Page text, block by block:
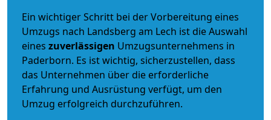
Ein wichtiger Schritt bei der Vorbereitung eines
Umzugs nach Landsberg am Lech ist die Auswahl
eines zuverlässigen Umzugsunternehmens in
Paderborn. Es ist wichtig, sicherzustellen, dass
das Unternehmen über die erforderliche
Erfahrung und Ausrüstung verfügt, um den
Umzug erfolgreich durchzuführen.